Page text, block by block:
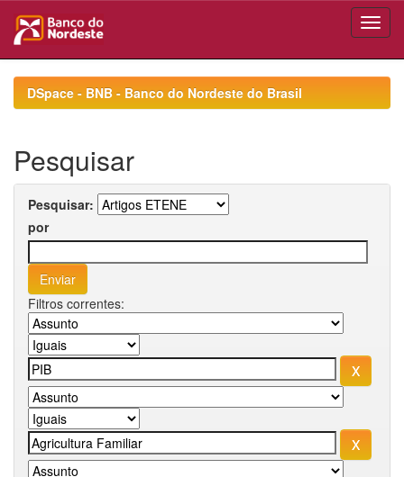
navigationDSpace - BNB - Banco do Nordeste do Brasil
Pesquisar
Pesquisar:
por
Filtros correntes: